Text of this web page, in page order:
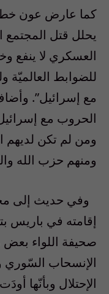
كما عارض عون
يحلل قتل المجتمع
العسكري لا ينفع
للضوابط العالميّة
مع إسرائيل”.
الحروب مع
ومن لم تكن لديهم
ومنهم حزب الله
وفي حديث إلى
صحيفة اللواء
الإنسحاب السّوري
الإحتلال وبأنّها